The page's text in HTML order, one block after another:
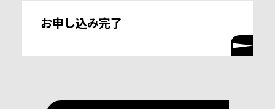
お申し込み完了